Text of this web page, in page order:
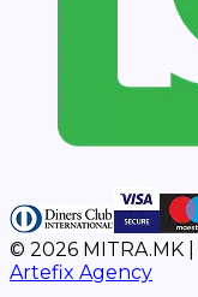
© 2026 MITRA.MK |
Artefix Agency